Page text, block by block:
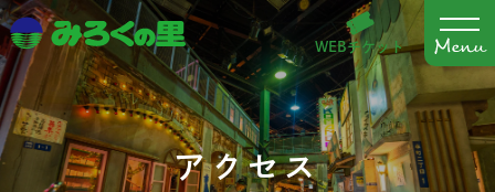
WEBチケット
アクセス